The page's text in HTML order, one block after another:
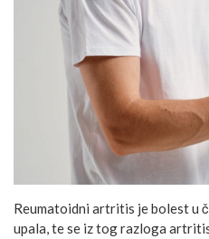
Reumatoidni artritis je bolest u
upala, te se iz tog razloga